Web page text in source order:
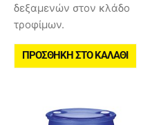
δεξαμενών στον κλάδο
τροφίμων.
ΠΡΟΣΘΉΚΗ ΣΤΟ ΚΑΛΆΘΙ